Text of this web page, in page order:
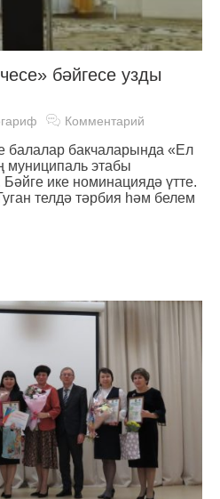
бәйгесе узды
Комментарий
балалар бакчаларында «Ел
муниципаль этабы
ике номинациядә үтте.
телдә тәрбия һәм белем